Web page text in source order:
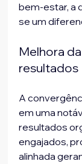
bem-estar, a
se um
Melhora
resultados
A
em uma
resultados
engajados,
alinhada